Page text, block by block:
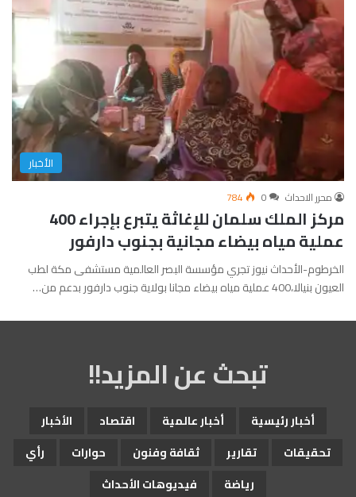
الأخبار
محرر الاحداث 0
784
مركز الملك سلمان للإغاثة يتبرع بإجراء 400
عملية مياه بيضاء مجانية بجنوب دارفور
الخرطوم-الأحداث نيوز تجري مؤسسة البصر العالمية مستشفى مكة لطب
العيون بنيالا،400 عملية مياه بيضاء مجانا بولاية جنوب دارفور بدعم من…
تبحث عن المزيد!!
أخبار رئيسية أخبار عالمية اقتصاد
الأخبار
تحقيقات
تقارير ثقافة وفنون حوارات
رأي
رياضة
فيديوهات الأحداث